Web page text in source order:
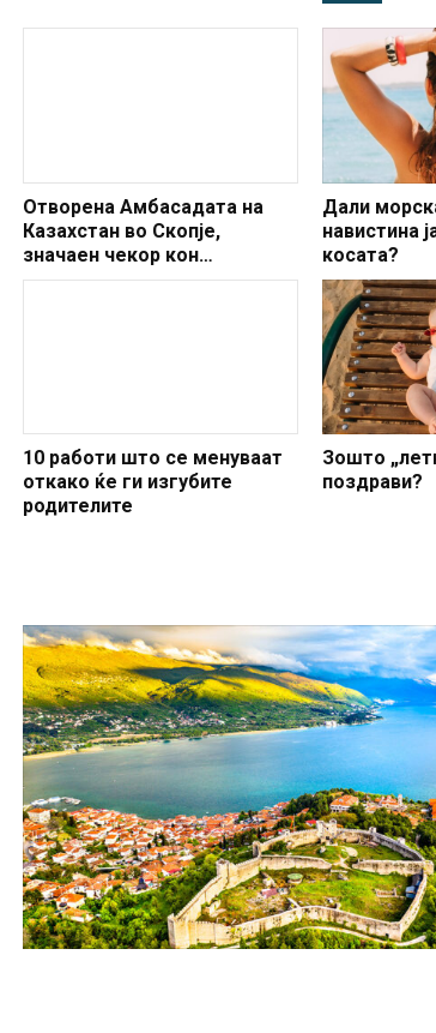
Отворена Амбасадата на
Казахстан во Скопје,
значаен чекор кон
зајакнување на врските меѓу
10 работи што се менуваат
откако ќе ги изгубите
родителите
Дали
навистина
косата?
Зошто
поздрави?